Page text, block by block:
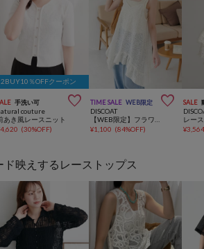
2BUY10％OFFクーポン
手洗い可 
couture
あき風レースニット
4,620 (30%OFF)
TIME SALE WEB限定 
DISCOAT
¥1,100 (84%OFF)
SALE
¥
ド映えするレーストップス